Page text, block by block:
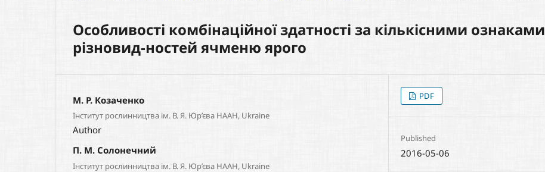
Особливості комбінаційної здатності за кількісними ознаками
різновид-ностей ячменю ярого
М. Р. Козаченко
Інститут рослинництва ім. В. Я. Юр’єва НААН, Ukraine
Author
П. М. Солонечний
Інститут рослинництва ім. В. Я. Юр’єва НААН, Ukraine
PDF
Published
2016-05-06